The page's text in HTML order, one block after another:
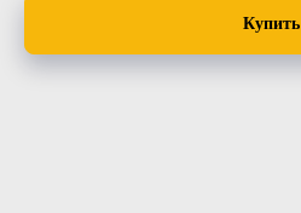
Купить